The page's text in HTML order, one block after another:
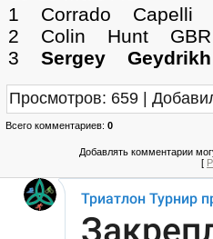
1 Corrado
2 Colin Hunt
3 Sergey
Просмотров: 659 |
Всего комментариев: 0
Добавлять комментарии
[